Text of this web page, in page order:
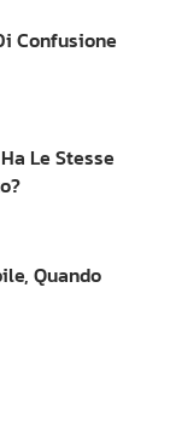
Confusione
Le Stesse
Quando